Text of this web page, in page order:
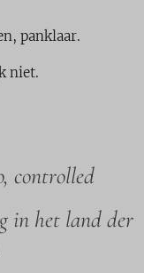
panklaar.
niet.
controlled
in het land der